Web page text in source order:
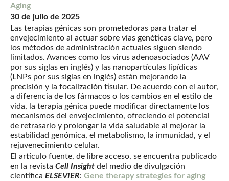
Aging
30 de julio de 2025
Las terapias génicas son prometedoras para tratar el
envejecimiento al actuar sobre vías genéticas clave, pero
los métodos de administración actuales siguen siendo
limitados. Avances como los virus adenoasociados (AAV
por sus siglas en inglés) y las nanopartículas lipídicas
(LNPs por sus siglas en inglés) están mejorando la
precisión y la focalización tisular. De acuerdo con el autor,
a diferencia de los fármacos o los cambios en el estilo de
vida, la terapia génica puede modificar directamente los
mecanismos del envejecimiento, ofreciendo el potencial
de retrasarlo y prolongar la vida saludable al mejorar la
estabilidad genómica, el metabolismo, la inmunidad, y el
rejuvenecimiento celular.
El artículo fuente, de libre acceso, se encuentra publicado
en la revista Cell Insight del medio de divulgación
científica ELSEVIER: Gene therapy strategies for aging